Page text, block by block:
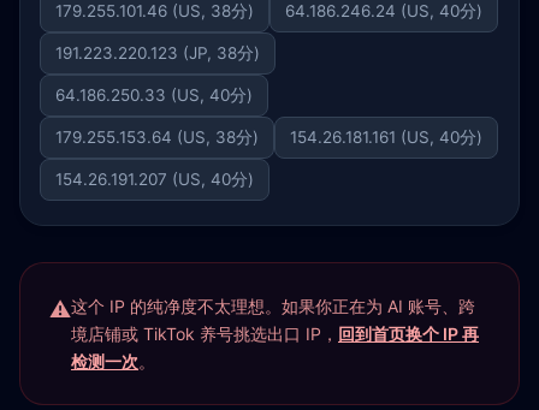
179.255.101.46 (US, 38分) 64.186.246.24 (US, 40分)
191.223.220.123 (JP, 38分)
64.186.250.33 (US, 40分)
179.255.153.64 (US, 38分) 154.26.181.161 (US, 40分)
154.26.191.207 (US, 40分)
这个 IP 的纯净度不太理想。如果你正在为 AI 账号、跨
境店铺或 TikTok 养号挑选出口 IP， 回到首页换个 IP 再
检测一次。